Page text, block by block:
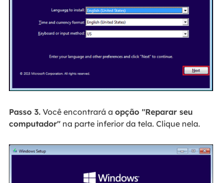
Passo 3.Você encontrará a opção "Reparar seu
computador"na parte inferior da tela. Clique nela.